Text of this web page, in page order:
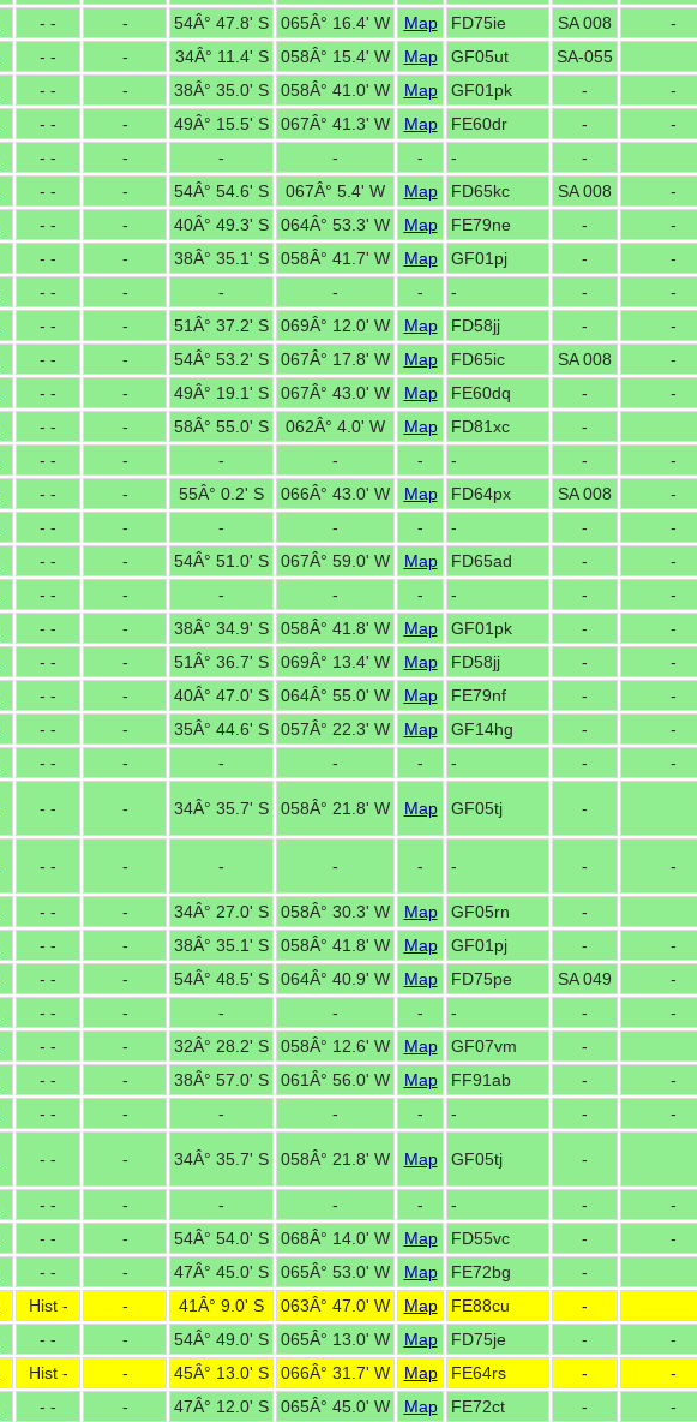
- - - 54Â° 47.8' S 065Â° 16.4' W Map FD75ie SA 008
-
- - - 34Â° 11.4' S 058Â° 15.4' W Map GF05ut SA-055
- - - 38Â° 35.0' S 058Â° 41.0' W Map GF01pk -
-
- - - 49Â° 15.5' S 067Â° 41.3' W Map FE60dr -
-
- - - - - - - -
- - - 54Â° 54.6' S 067Â° 5.4' W Map FD65kc SA 008
-
- - - 40Â° 49.3' S 064Â° 53.3' W Map FE79ne -
-
- - - 38Â° 35.1' S 058Â° 41.7' W Map GF01pj -
-
- - - - - - - -
-
- - - 51Â° 37.2' S 069Â° 12.0' W Map FD58jj -
-
- - - 54Â° 53.2' S 067Â° 17.8' W Map FD65ic SA 008
-
- - - 49Â° 19.1' S 067Â° 43.0' W Map FE60dq -
-
- - - 58Â° 55.0' S 062Â° 4.0' W Map FD81xc -
- - - - - - - -
-
- - - 55Â° 0.2' S 066Â° 43.0' W Map FD64px SA 008
-
- - - - - - - -
-
- - - 54Â° 51.0' S 067Â° 59.0' W Map FD65ad -
-
- - - - - - - -
-
- - - 38Â° 34.9' S 058Â° 41.8' W Map GF01pk -
-
- - - 51Â° 36.7' S 069Â° 13.4' W Map FD58jj -
-
- - - 40Â° 47.0' S 064Â° 55.0' W Map FE79nf -
-
- - - 35Â° 44.6' S 057Â° 22.3' W Map GF14hg -
-
- - - - - - - -
-
- - - 34Â° 35.7' S 058Â° 21.8' W Map GF05tj -
- - - - - - - - -
- - - 34Â° 27.0' S 058Â° 30.3' W Map GF05rn -
- - - 38Â° 35.1' S 058Â° 41.8' W Map GF01pj -
-
- - - 54Â° 48.5' S 064Â° 40.9' W Map FD75pe SA 049
-
- - - - - - - -
-
- - - 32Â° 28.2' S 058Â° 12.6' W Map GF07vm -
- - - 38Â° 57.0' S 061Â° 56.0' W Map FF91ab -
-
- - - - - - - -
-
- - - 34Â° 35.7' S 058Â° 21.8' W Map GF05tj -
- - - - - - - -
-
- - - 54Â° 54.0' S 068Â° 14.0' W Map FD55vc -
-
- - - 47Â° 45.0' S 065Â° 53.0' W Map FE72bg -
Hist - - 41Â° 9.0' S 063Â° 47.0' W Map FE88cu -
- - - 54Â° 49.0' S 065Â° 13.0' W Map FD75je -
-
Hist - - 45Â° 13.0' S 066Â° 31.7' W Map FE64rs -
-
- - - 47Â° 12.0' S 065Â° 45.0' W Map FE72ct - -